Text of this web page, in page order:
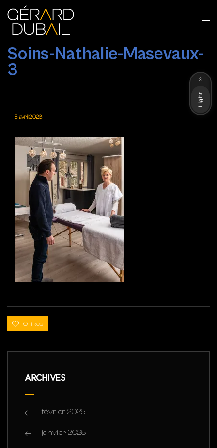
Soins-Nathalie-Masevaux-
3
5 avril 2023
0 likes
ARCHIVES
février 2025
janvier 2025
Light
Dark